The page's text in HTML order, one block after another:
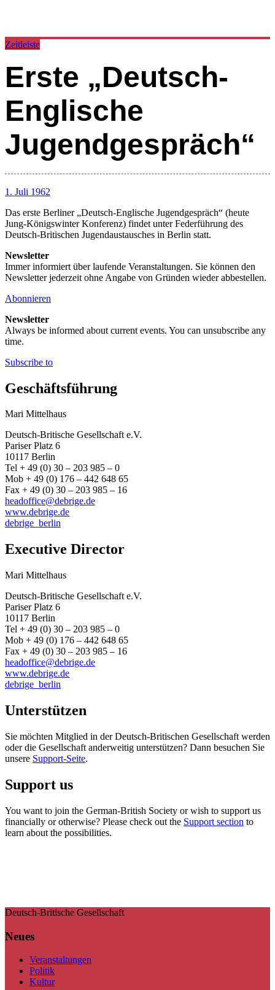
Zeitleiste
Erste „Deutsch-
Englische
Jugendgespräch“
1. Juli 1962
Das erste Berliner „Deutsch-Englische Jugendgespräch“ (heute
Jung-Königswinter Konferenz) findet unter Federführung des
Deutsch-Britischen Jugendaustausches in Berlin statt.
Newsletter
Immer informiert über laufende Veranstaltungen. Sie können den
Newsletter jederzeit ohne Angabe von Gründen wieder abbestellen.
Abonnieren
Newsletter
Always be informed about current events. You can unsubscribe any
time.
Subscribe to
Geschäftsführung
Mari Mittelhaus
Deutsch-Britische Gesellschaft e.V.
Pariser Platz 6
10117 Berlin
Tel + 49 (0) 30 – 203 985 – 0
Mob + 49 (0) 176 – 442 648 65
Fax + 49 (0) 30 – 203 985 – 16
headoffice@debrige.de
www.debrige.de
debrige_berlin
Executive Director
Mari Mittelhaus
Deutsch-Britische Gesellschaft e.V.
Pariser Platz 6
10117 Berlin
Tel + 49 (0) 30 – 203 985 – 0
Mob + 49 (0) 176 – 442 648 65
Fax + 49 (0) 30 – 203 985 – 16
headoffice@debrige.de
www.debrige.de
debrige_berlin
Unterstützen
Sie möchten Mitglied in der Deutsch-Britischen Gesellschaft werden
oder die Gesellschaft anderweitig unterstützen? Dann besuchen Sie
unsere Support-Seite.
Support us
You want to join the German-British Society or wish to support us
financially or otherwise? Please check out the Support section to
learn about the possibilities.
Deutsch-Britische Gesellschaft
Neues
Veranstaltungen
Politik
Kultur